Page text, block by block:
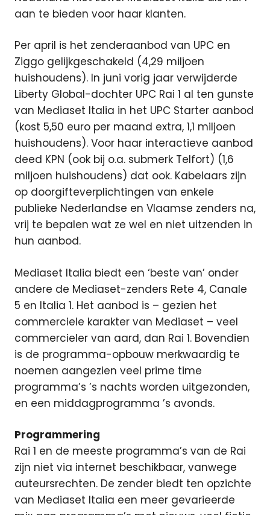
aan te bieden voor haar klanten.
Per april is het zenderaanbod van UPC en
Ziggo gelijkgeschakeld (4,29 miljoen
huishoudens). In juni vorig jaar verwijderde
Liberty Global-dochter UPC Rai 1 al ten gunste
van Mediaset Italia in het UPC Starter aanbod
(kost 5,50 euro per maand extra, 1,1 miljoen
huishoudens). Voor haar interactieve aanbod
deed KPN (ook bij o.a. submerk Telfort) (1,6
miljoen huishoudens) dat ook. Kabelaars zijn
op doorgifteverplichtingen van enkele
publieke Nederlandse en Vlaamse zenders na,
vrij te bepalen wat ze wel en niet uitzenden in
hun aanbod.
Mediaset Italia biedt een ‘beste van’ onder
andere de Mediaset-zenders Rete 4, Canale
5 en Italia 1. Het aanbod is – gezien het
commerciele karakter van Mediaset – veel
commercieler van aard, dan Rai 1. Bovendien
is de programma-opbouw merkwaardig te
noemen aangezien veel prime time
programma’s ’s nachts worden uitgezonden,
en een middagprogramma ’s avonds.
Programmering
Rai 1 en de meeste programma’s van de Rai
zijn niet via internet beschikbaar, vanwege
auteursrechten. De zender biedt ten opzichte
van Mediaset Italia een meer gevarieerde